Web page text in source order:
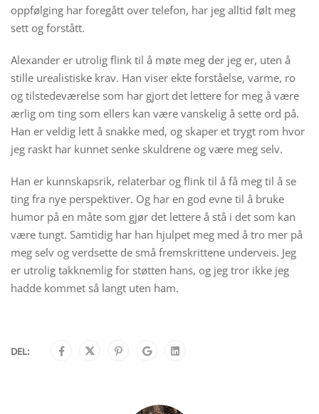
oppfølging har foregått over telefon, har jeg alltid følt meg
sett og forstått.
Alexander er utrolig flink til å møte meg der jeg er, uten å
stille urealistiske krav. Han viser ekte forståelse, varme, ro
og tilstedeværelse som har gjort det lettere for meg å være
ærlig om ting som ellers kan være vanskelig å sette ord på.
Han er veldig lett å snakke med, og skaper et trygt rom hvor
jeg raskt har kunnet senke skuldrene og være meg selv.
Han er kunnskapsrik, relaterbar og flink til å få meg til å se
ting fra nye perspektiver. Og har en god evne til å bruke
humor på en måte som gjør det lettere å stå i det som kan
være tungt. Samtidig har han hjulpet meg med å tro mer på
meg selv og verdsette de små fremskrittene underveis. Jeg
er utrolig takknemlig for støtten hans, og jeg tror ikke jeg
hadde kommet så langt uten ham.
DEL: